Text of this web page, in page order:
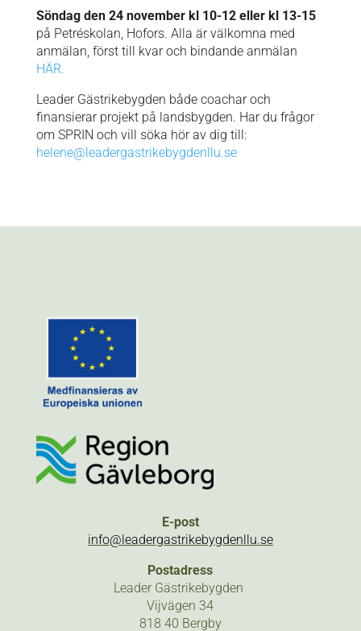
Söndag den 24 november kl 10-12 eller kl 13-15
på Petréskolan, Hofors. Alla är välkomna med
anmälan, först till kvar och bindande anmälan
HÄR.
Leader Gästrikebygden både coachar och
finansierar projekt på landsbygden. Har du frågor
om SPRIN och vill söka hör av dig till:
helene@leadergastrikebygdenllu.se
E-post
info@leadergastrikebygdenllu.se
Postadress
Leader Gästrikebygden
Vijvägen 34
818 40 Bergby